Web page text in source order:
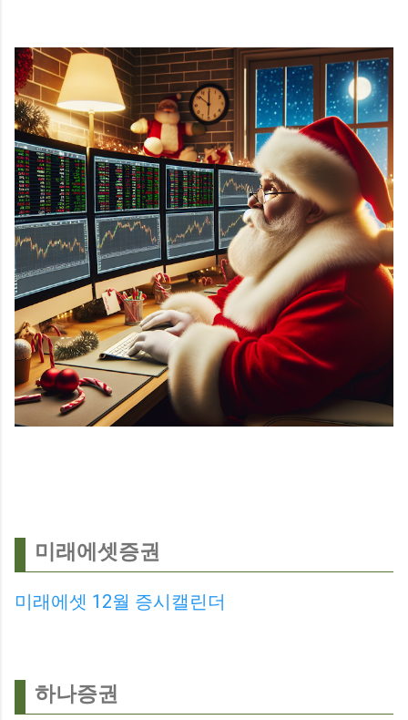
다. ...
미래에셋증권
미래에셋 12월 증시캘린더
하나증권